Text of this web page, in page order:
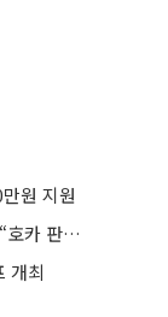
원 지원
조성환 전 조이웍스 대표, 눈물의 ‘사자후’...“호카 판권 탈취 노린 경쟁사가 기획·폭행 유도”
개최